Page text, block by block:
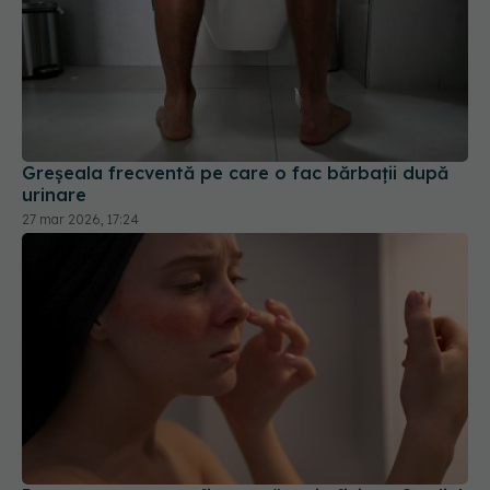
Greșeala frecventă pe care o fac bărbații după
27 mar 2026, 17:24
Rozaceea ar putea fi tratată mai eficient. Studiul
care schimbă clasamentul celor mai folosite